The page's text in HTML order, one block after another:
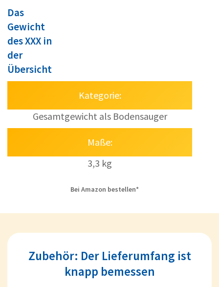
Das
Gewicht
des XXX in
der
Übersicht
Kategorie:
Gesamtgewicht als Bodensauger
Maße:
3,3 kg
Bei Amazon bestellen*
Zubehör: Der Lieferumfang ist
knapp bemessen